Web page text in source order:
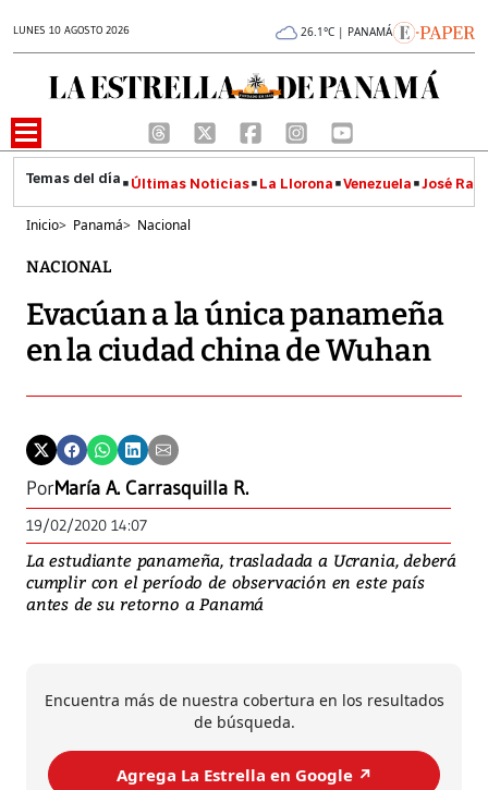
LUNES 10 AGOSTO 2026 26.1°C | PANAMÁ
Últimas Noticias La Llorona Venezuela José
Inicio> Panamá> Nacional
NACIONAL
Evacúan a la única panameña
en la ciudad china de Wuhan
PorMaría A. Carrasquilla R.
19/02/2020 14:07
La estudiante panameña, trasladada a Ucrania, deberá
cumplir con el período de observación en este país
antes de su retorno a Panamá
Encuentra más de nuestra cobertura en los resultados
de búsqueda.
Agrega La Estrella en Google ↗️